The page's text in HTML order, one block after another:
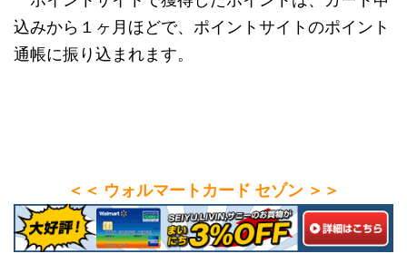
込みから１ヶ月ほどで、ポイントサイトのポイント
通帳に振り込まれます。
＜＜ ウォルマートカード セゾン ＞＞